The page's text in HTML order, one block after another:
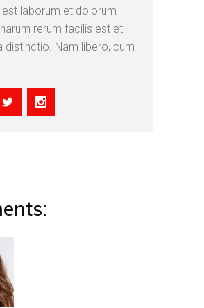
est laborum et dolorum
rerum facilis est et
distinctio. Nam libero, cum